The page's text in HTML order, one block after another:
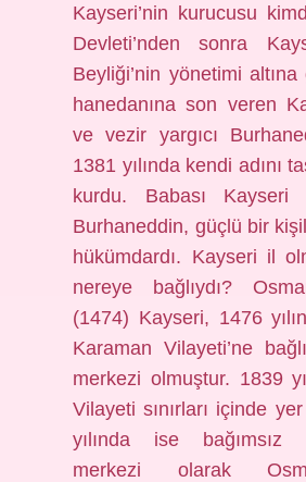
Kayseri’nin kurucusu
Devleti’nden sonra
Beyliği’nin yönetimi
hanedanına son veren
ve vezir yargıcı
1381 yılında kendi adını
kurdu. Babası Kayseri
Burhaneddin, güçlü bir
hükümdardı. Kayseri il
nereye bağlıydı?
(1474) Kayseri, 1476
Karaman Vilayeti’ne
merkezi olmuştur. 1839
Vilayeti sınırları içinde
yılında ise
merkezi olarak